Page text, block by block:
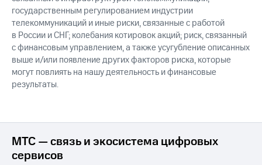
государственным регулированием индустрии
телекоммуникаций и иные риски, связанные с работой
в России и СНГ; колебания котировок акций; риск, связанный
с финансовым управлением, а также усугубление описанных
выше и/или появление других факторов риска, которые
могут повлиять на нашу деятельность и финансовые
результаты.
МТС — связь и экосистема цифровых
сервисов